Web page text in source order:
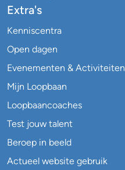
Extra's
Kenniscentra
Open dagen
Evenementen & Activiteiten
Mijn Loopbaan
Loopbaancoaches
Test jouw talent
Beroep in beeld
Actueel website gebruik